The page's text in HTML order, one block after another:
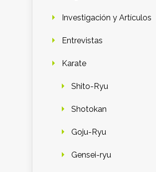
Investigación y Artículos
Entrevistas
Karate
Shito-Ryu
Shotokan
Goju-Ryu
Gensei-ryu